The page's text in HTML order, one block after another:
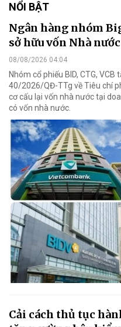
NỔI BẬT
Ngân hàng nhóm
sở hữu vốn Nhà nước
08/08/2026 04:04
Nhóm cổ phiếu BID, CTG,
40/2026/QĐ-TTg về Tiêu chí
cơ cấu lại vốn nhà nước tại
có vốn nhà nước.
Cải cách thủ tục